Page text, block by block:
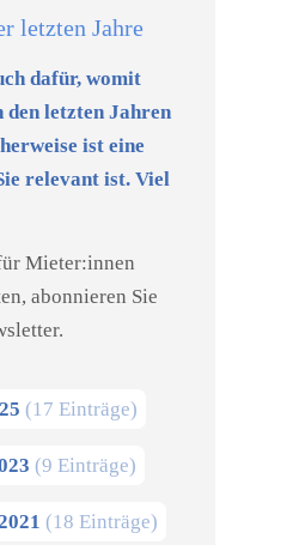
letzten Jahre
dafür, womit
letzten Jahren
ist eine
relevant ist. Viel
Mieter:innen
abonnieren Sie
(17 Einträge)
(9 Einträge)
(18 Einträge)